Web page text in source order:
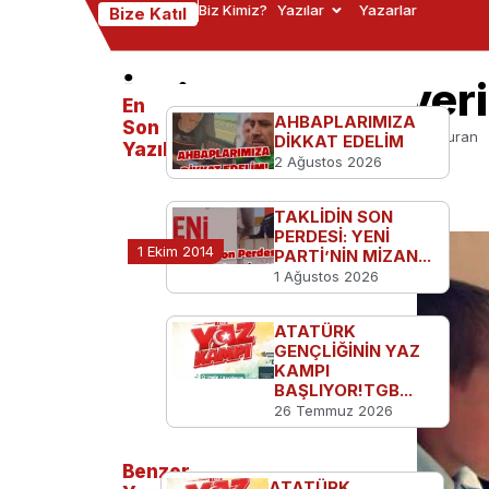
Bize Katıl Biz Kimiz? Yazılar Yazarlar
İstiklal Marşı
Ana Sayfa TGB'den İstiklal Marşı yerine Kuran
1 Ekim 2014
En
Son
Yazılanlar
AHBAPLARIMIZA
DİKKAT EDELİM
2 Ağustos 2026
TAKLİDİN SON
PERDESİ: YENİ
PARTİ’NİN MİZAN...
1 Ağustos 2026
ATATÜRK
GENÇLİĞİNİN YAZ
KAMPI
BAŞLIYOR!TGB...
26 Temmuz 2026
Benzer